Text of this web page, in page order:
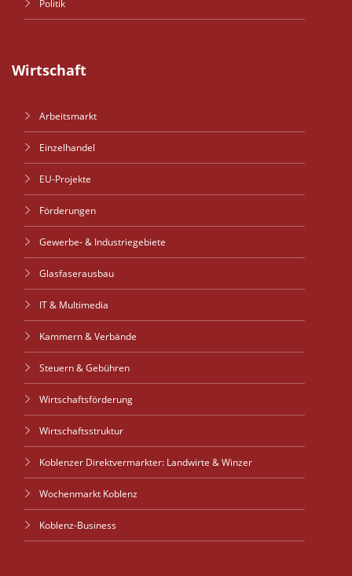
Politik
Wirtschaft
Arbeitsmarkt
Einzelhandel
EU-Projekte
Förderungen
Gewerbe- & Industriegebiete
Glasfaserausbau
IT & Multimedia
Kammern & Verbände
Steuern & Gebühren
Wirtschaftsförderung
Wirtschaftsstruktur
Koblenzer Direktvermarkter: Landwirte & Winzer
Wochenmarkt Koblenz
Koblenz-Business